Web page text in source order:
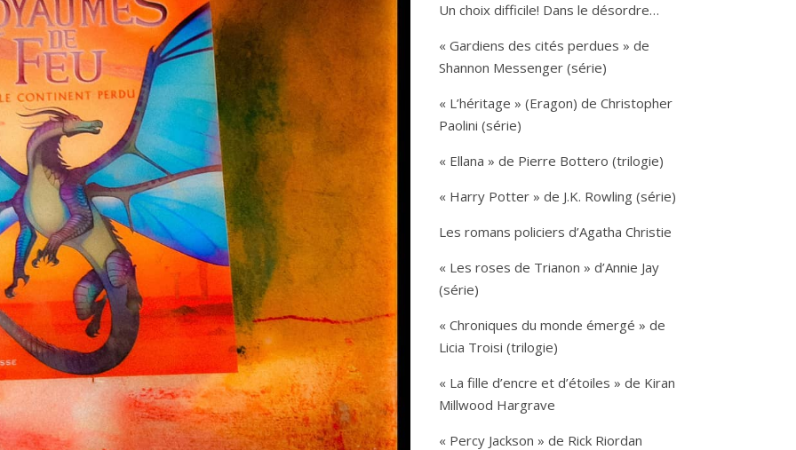
Un choix difficile! Dans le désordre…
« Gardiens des cités perdues » de
Shannon Messenger (série)
« L’héritage » (Eragon) de Christopher
Paolini (série)
« Ellana » de Pierre Bottero (trilogie)
« Harry Potter » de J.K. Rowling (série)
Les romans policiers d’Agatha Christie
« Les roses de Trianon » d’Annie Jay
(série)
« Chroniques du monde émergé » de
Licia Troisi (trilogie)
« La fille d’encre et d’étoiles » de Kiran
Millwood Hargrave
« Percy Jackson » de Rick Riordan